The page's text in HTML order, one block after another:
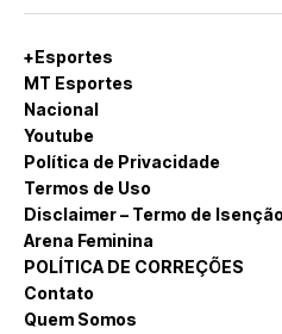
+Esportes
MT Esportes
Nacional
Youtube
Política de Privacidade
Termos de Uso
Disclaimer – Termo de
Arena Feminina
POLÍTICA DE CORREÇÕES
Contato
Quem Somos